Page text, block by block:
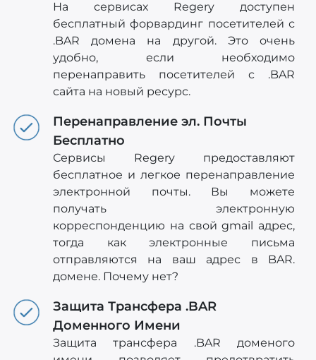
На сервисах Regery доступен
бесплатный форвардинг посетителей с
.BAR домена на другой. Это очень
удобно, если необходимо
перенаправить посетителей c .BAR
сайта на новый ресурс.
Перенаправление эл. Почты
Бесплатно
Сервисы Regery предоставляют
бесплатное и легкое перенаправление
электронной почты. Вы можете
получать электронную
корреспонденцию на свой gmail адрес,
тогда как электронные письма
отправляются на ваш адрес в BAR.
домене. Почему нет?
Защита Трансфера .BAR
Доменного Имени
Защита трансфера .BAR доменого